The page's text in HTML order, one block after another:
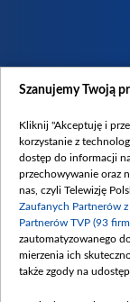
Szanujemy Twoją
Kliknij "Akceptuję i
korzystanie z
dostęp do informacji
przechowywanie oraz
nas, czyli Telewizję
Zaufanych Partnerów
Partnerów TVP (93
zautomatyzowanego
mierzenia ich
także zgody na